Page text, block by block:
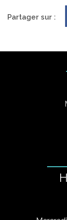
Partager sur :